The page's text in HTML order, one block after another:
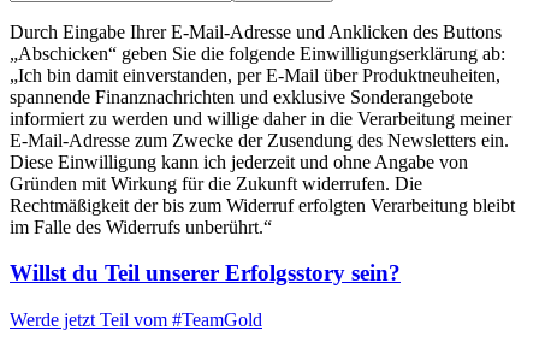
Durch Eingabe Ihrer E-Mail-Adresse und Anklicken des Buttons
„Abschicken“ geben Sie die folgende Einwilligungserklärung ab:
„Ich bin damit einverstanden, per E-Mail über Produktneuheiten,
spannende Finanznachrichten und exklusive Sonderangebote
informiert zu werden und willige daher in die Verarbeitung meiner
E-Mail-Adresse zum Zwecke der Zusendung des Newsletters ein.
Diese Einwilligung kann ich jederzeit und ohne Angabe von
Gründen mit Wirkung für die Zukunft widerrufen. Die
Rechtmäßigkeit der bis zum Widerruf erfolgten Verarbeitung bleibt
im Falle des Widerrufs unberührt.“
Willst du Teil unserer Erfolgsstory sein?
Werde jetzt Teil vom #TeamGold